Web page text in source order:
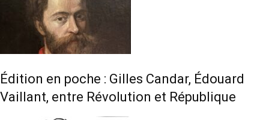
Édition en poche : Gilles Candar, Édouard
Vaillant, entre Révolution et République